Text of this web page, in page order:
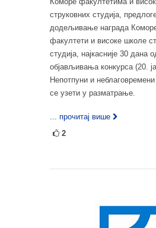
струковних студија,
додељивање награда
факултети и високе школе
студија, најкасније 30 дана
објављивања конкурса (20.
Непотпуни и
се узети у разматрање.
... прочитај више
2